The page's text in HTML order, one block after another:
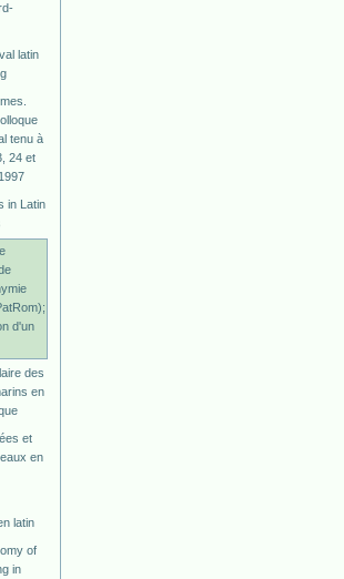
latin
tenu à
24 et
in Latin
d'un
des
en
et
en
latin
of
in